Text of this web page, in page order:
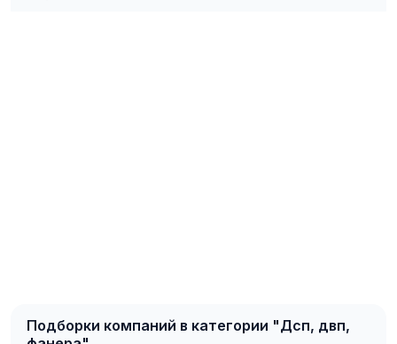
Подборки компаний в категории "Дсп, двп,